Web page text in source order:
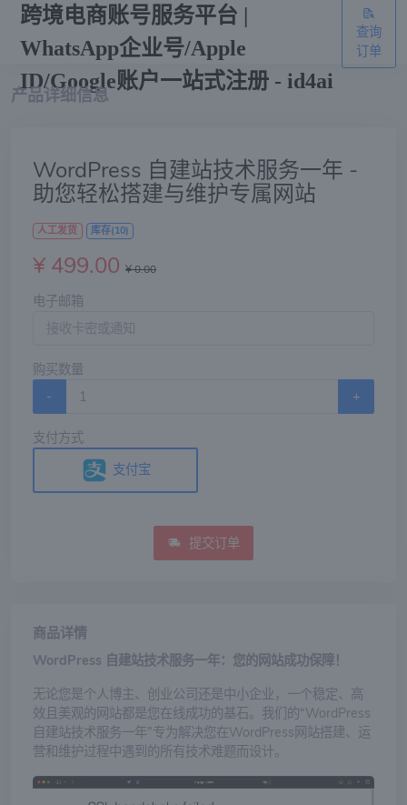
跨境电商账号服务平台 |
WhatsApp企业号/Apple
ID/Google账户一站式注册 - id4ai
查询
订单
产品详细信息
WordPress 自建站技术服务一年 -
助您轻松搭建与维护专属网站
人工发货 库存(10)
¥ 499.00 ¥ 0.00
电子邮箱
购买数量
-
+
支付方式
支付宝
提交订单
商品详情
WordPress 自建站技术服务一年：您的网站成功保障！
无论您是个人博主、创业公司还是中小企业，一个稳定、高
效且美观的网站都是您在线成功的基石。我们的“WordPress
自建站技术服务一年”专为解决您在WordPress网站搭建、运
营和维护过程中遇到的所有技术难题而设计。